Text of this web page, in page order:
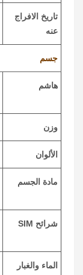
تاريخ الافراج
عنه
جسم
هاشم
وزن
الألوان
مادة الجسم
شرائح SIM
الماء والغبار